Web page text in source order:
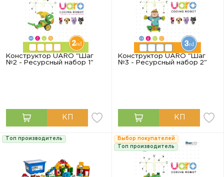
Конструктор UARO "Шаг
№2 - Ресурсный набор 1"
Конструктор UARO "Шаг
№3 - Ресурсный набор 2"
Топ производитель
Выбор покупателей
Топ производитель